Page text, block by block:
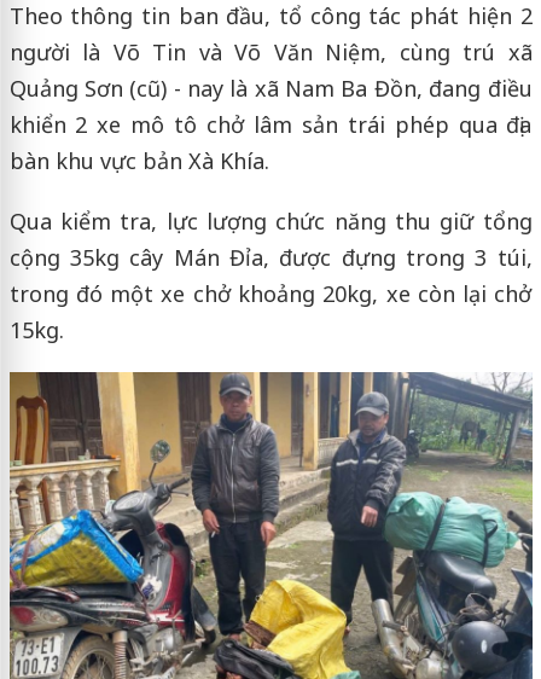
Theo thông tin ban đầu, tổ công tác phát hiện 2
người là Võ Tin và Võ Văn Niệm, cùng trú xã
Quảng Sơn (cũ) - nay là xã Nam Ba Đồn, đang điều
khiển 2 xe mô tô chở lâm sản trái phép qua địa
bàn khu vực bản Xà Khía.
Qua kiểm tra, lực lượng chức năng thu giữ tổng
cộng 35kg cây Mán Đỉa, được đựng trong 3 túi,
trong đó một xe chở khoảng 20kg, xe còn lại chở
15kg.